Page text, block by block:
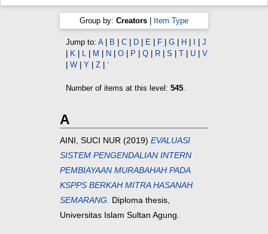
Group by: Creators Item Type
Jump to: A| B C D E F G H
J
K L M N O P Q R S T U
V
W Y Z ‘
Number of items at this level: 545.
A
AINI, SUCI NUR (2019) EVALUASI
SISTEM PENGENDALIAN INTERN
PEMBIAYAAN MURABAHAH PADA
KSPPS BERKAH MITRA HASANAH
SEMARANG. Diploma thesis,
Universitas Islam Sultan Agung.